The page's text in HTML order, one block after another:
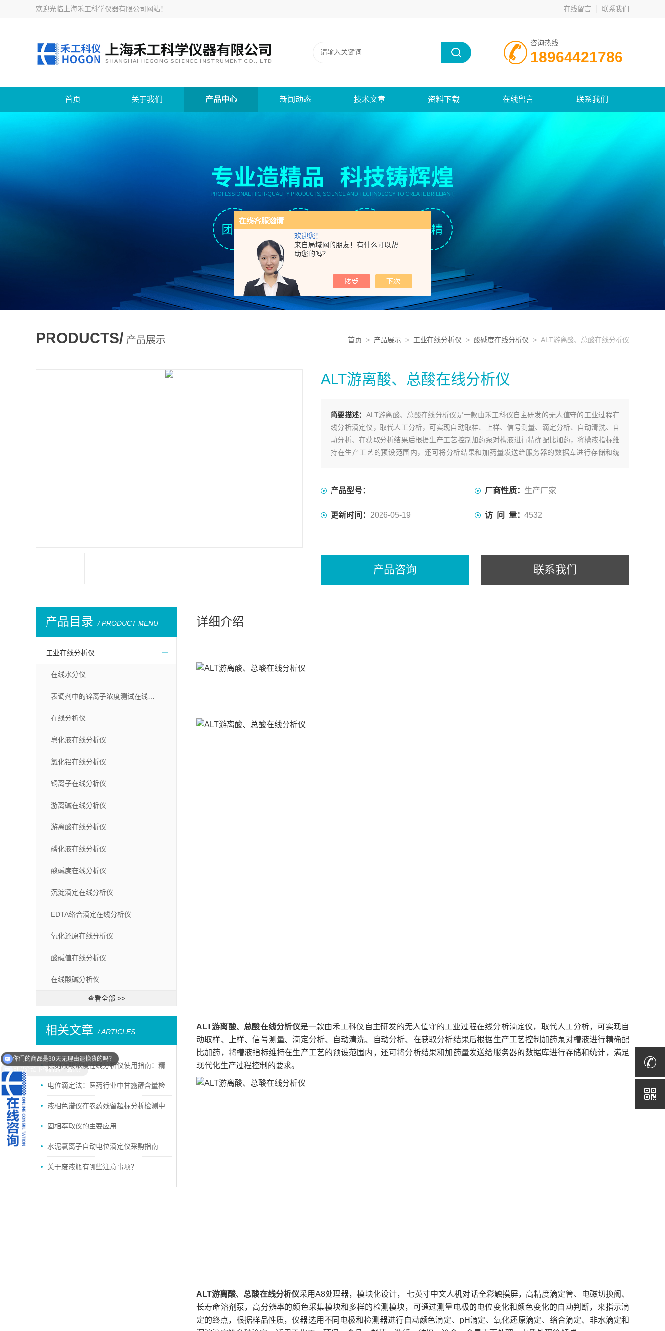
欢迎您！
来自局域网的朋友！有什么可以帮
助您的吗？
欢迎光临 上海禾工科学仪器有限公司网站！ 在线留言 联系我们
咨询热线
18964421786
首页 关于我们 产品中心 新闻动态 技术文章 资料下载 在线留言 联系我们
PRODUCTS/ 产品展示 首页 > 产品展示 > 工业在线分析仪 > 酸碱度在线分析仪 > ALT游离酸、总酸在线分析仪
ALT游离酸、总酸在线分析仪
简要描述： ALT游离酸、总酸在线分析仪是一款由禾工科仪自主研发的无人值守的工业过程在
线分析滴定仪，取代人工分析，可实现自动取样、上样、信号测量、滴定分析、自动清洗、自
动分析、在获取分析结果后根据生产工艺控制加药泵对槽液进行精确配比加药，将槽液指标维
持在生产工艺的预设范围内，还可将分析结果和加药量发送给服务器的数据库进行存储和统
产品型号： 厂商性质： 生产厂家
更新时间： 2026-05-19 访 问 量： 4532
产品咨询 联系我们
产品目录 / PRODUCT MENU
工业在线分析仪
在线水分仪
在线分析仪
皂化液在线分析仪
氯化铝在线分析仪
铜离子在线分析仪
游离碱在线分析仪
游离酸在线分析仪
磷化液在线分析仪
酸碱度在线分析仪
沉淀滴定在线分析仪
EDTA络合滴定在线分析仪
氧化还原在线分析仪
酸碱值在线分析仪
在线酸碱分析仪
查看全部 >>
相关文章 / ARTICLES
蚀刻液酸浓度在线分析仪使用指南：精
准监测与操作要点
电位滴定法：医药行业中甘露醇含量检
测 液相色谱仪在农药残留超标分析检测中
的应用
固相萃取仪的主要应用
水泥氯离子自动电位滴定仪采购指南
关于废液瓶有哪些注意事项？
详细介绍
ALT游离酸、总酸在线分析仪是一款由禾工科仪自主研发的无人值守的工业过程在线分析滴定仪，取代人工分析，可实现自
动取样、上样、信号测量、滴定分析、自动清洗、自动分析、在获取分析结果后根据生产工艺控制加药泵对槽液进行精确配
比加药，将槽液指标维持在生产工艺的预设范围内，还可将分析结果和加药量发送给服务器的数据库进行存储和统计，满足
现代化生产过程控制的要求。
ALT游离酸、总酸在线分析仪采用A8处理器，模块化设计， 七英寸中文人机对话全彩触摸屏，高精度滴定管、电磁切换阀、
长寿命溶剂泵，高分辨率的颜色采集模块和多样的检测模块，可通过测量电极的电位变化和颜色变化的自动判断，来指示滴
定的终点，根据样品性质，仪器选用不同电极和检测器进行自动颜色滴定、pH滴定、氧化还原滴定、络合滴定、非水滴定和
可以介绍下你们的产品么？